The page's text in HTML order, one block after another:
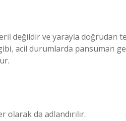
değildir ve yarayla doğrudan
acil durumlarda pansuman
olarak da adlandırılır.